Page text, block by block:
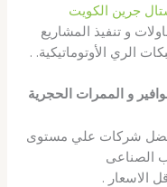
جرين الكويت
و تنفيذ المشاريع
الري الأوتوماتيكية. .
و الممرات الحجرية
شركات علي مستوى
الصناعى
الاسعار .